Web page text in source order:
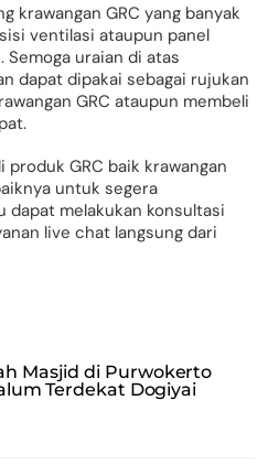
krawangan GRC yang banyak
ventilasi ataupun panel
Semoga uraian di atas
dapat dipakai sebagai rujukan
GRC ataupun membeli
produk GRC baik krawangan
untuk segera
dapat melakukan konsultasi
live chat langsung dari
Masjid di Purwokerto
Terdekat Dogiyai